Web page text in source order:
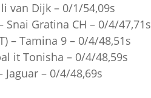
van Dijk – 0/1/54,09s
Snai Gratina CH – 0/4/47,71s
– Tamina 9 – 0/4/48,51s
it Tonisha – 0/4/48,59s
Jaguar – 0/4/48,69s